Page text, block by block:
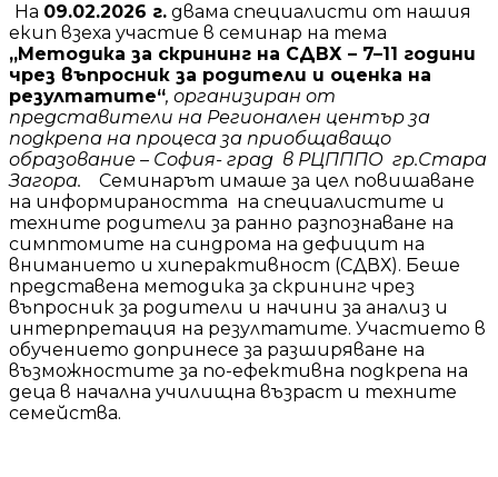
На 09.02.2026 г. двама специалисти от нашия
екип взеха участие в семинар на тема
„Методика за скрининг на СДВХ – 7–11 години
чрез въпросник за родители и оценка на
резултатите“, организиран от
представители на Регионален център за
подкрепа на процеса за приобщаващо
образование – София- град в РЦПППО гр.Стара
Загора.
Семинарът имаше за цел повишаване
на информираността на специалистите и
техните родители за ранно разпознаване на
симптомите на синдрома на дефицит на
вниманието и хиперактивност (СДВХ). Беше
представена методика за скрининг чрез
въпросник за родители и начини за анализ и
интерпретация на резултатите. Участието в
обучението допринесе за разширяване на
възможностите за по-ефективна подкрепа на
деца в начална училищна възраст и техните
семейства.